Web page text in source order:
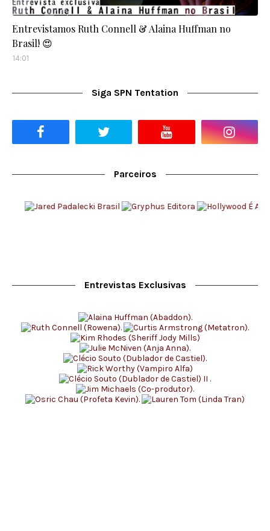
Entrevistamos Ruth Connell & Alaina Huffman no
Brasil! 😍
14:01
Siga SPN Tentation
Parceiros
Entrevistas Exclusivas